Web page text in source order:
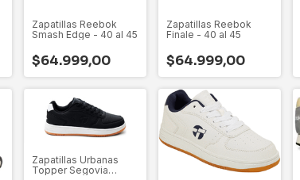
Zapatillas Reebok
Smash Edge - 40 al 45
$64.999,00
Zapatillas Reebok
Finale - 40 al 45
$64.999,00
Zapatillas Urbanas
Topper Segovia